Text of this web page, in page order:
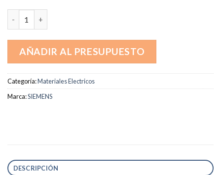
AÑADIR AL PRESUPUESTO
Categoría:Materiales Electricos
Marca:SIEMENS
DESCRIPCIÓN